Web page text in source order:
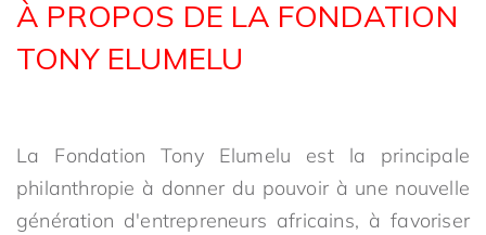
À PROPOS DE LA FONDATION
TONY ELUMELU
La Fondation Tony Elumelu est la principale
philanthropie à donner du pouvoir à une nouvelle
génération d'entrepreneurs africains, à favoriser